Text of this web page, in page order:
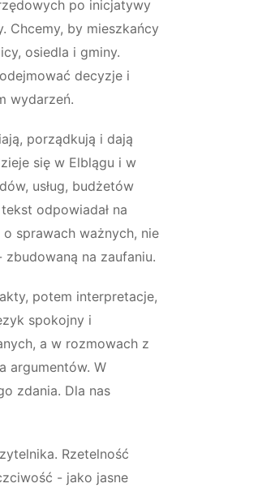
po inicjatywy
Chcemy, by mieszkańcy
osiedla i gminy.
decyzje i
wydarzeń.
porządkują i dają
się w Elblągu i w
usług, budżetów
odpowiadał na
sprawach ważnych, nie
na zaufaniu.
potem interpretacje,
spokojny i
a w rozmowach z
argumentów. W
zdania. Dla nas
Rzetelność
- jako jasne